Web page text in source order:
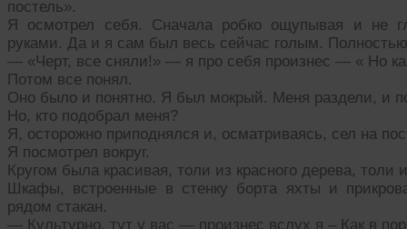
постель».
Я осмотрел себя. Сначала робко ощупывая и не
руками. Да и я сам был весь сейчас голым.
— «Черт, все сняли!» — я про себя произнес — « Но
Потом все понял.
Оно было и понятно. Я был мокрый. Меня раздели, и
Но, кто подобрал меня?
Я, осторожно приподнялся и, осматриваясь, сел на
Я посмотрел вокруг.
Кругом была красивая, толи из красного дерева, толи
Шкафы, встроенные в стенку борта яхты и
рядом стакан.
— Культурно, тут у вас — произнес вслух я – Как в